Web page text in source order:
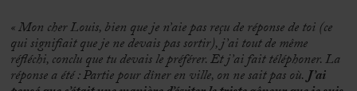
« Mon cher Louis, bien que je n’aie pas reçu de réponse de toi (ce
qui signifiait que je ne devais pas sortir), j’ai tout de même
réfléchi, conclu que tu devais le préférer. Et j’ai fait téléphoner. La
réponse a été : Partie pour dîner en ville, on ne sait pas où.J’ai